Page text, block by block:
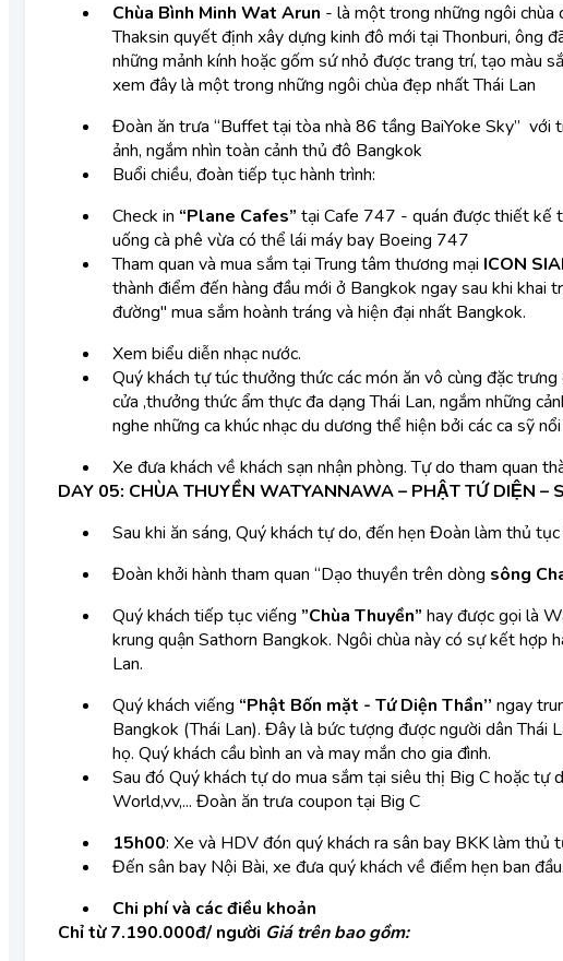
Chùa Bình Minh Wat Arun - là một trong những ngôi chùa
Thaksin quyết định xây dựng kinh đô mới tại Thonburi, ông
những mảnh kính hoặc gốm sứ nhỏ được trang trí, tạo màu
xem đây là một trong những ngôi chùa đẹp nhất Thái Lan
Đoàn ăn trưa “Buffet tại tòa nhà 86 tầng BaiYoke Sky” với
ảnh, ngắm nhìn toàn cảnh thủ đô Bangkok
Buổi chiều, đoàn tiếp tục hành trình:
Check in “Plane Cafes” tại Cafe 747 - quán được thiết kế
uống cà phê vừa có thể lái máy bay Boeing 747
Tham quan và mua sắm tại Trung tâm thương mại ICON
thành điểm đến hàng đầu mới ở Bangkok ngay sau khi
đường" mua sắm hoành tráng và hiện đại nhất Bangkok.
Xem biểu diễn nhạc nước.
Quý khách tự túc thưởng thức các món ăn vô cùng đặc
cửa ,thưởng thức ẩm thực đa dạng Thái Lan, ngắm những
nghe những ca khúc nhạc du dương thể hiện bởi các ca sỹ
Xe đưa khách về khách sạn nhận phòng. Tự do tham quan
DAY 05: CHÙA THUYỀN WATYANNAWA – PHẬT TỨ
Sau khi ăn sáng, Quý khách tự do, đến hẹn Đoàn làm thủ
Đoàn khởi hành tham quan “Dạo thuyền trên dòng sông
Quý khách tiếp tục viếng ”Chùa Thuyền” hay được gọi là
krung quận Sathorn Bangkok. Ngôi chùa này có sự kết hợp
Lan.
Quý khách viếng “Phật Bốn mặt - Tứ Diện Thần’’ ngay
Bangkok (Thái Lan). Đây là bức tượng được người dân Thái
họ. Quý khách cầu bình an và may mắn cho gia đình.
Sau đó Quý khách tự do mua sắm tại siêu thị Big C hoặc tự
World,vv,... Đoàn ăn trưa coupon tại Big C
15h00: Xe và HDV đón quý khách ra sân bay BKK làm thủ
Đến sân bay Nội Bài, xe đưa quý khách về điểm hẹn ban
Chi phí và các điều khoản
Chỉ từ 7.190.000đ/ người Giá trên bao gồm: